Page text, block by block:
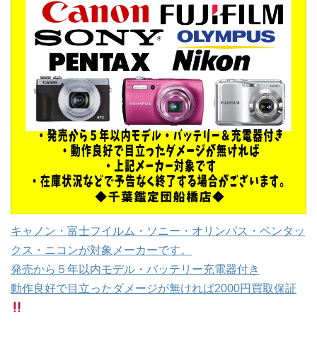
キャノン・富士フイルム・ソニー・オリンパス・ペンタッ
クス・ニコンが対象メーカーです。
発売から５年以内モデル・バッテリー充電器付き
動作良好で目立ったダメージが無ければ2000円買取保証